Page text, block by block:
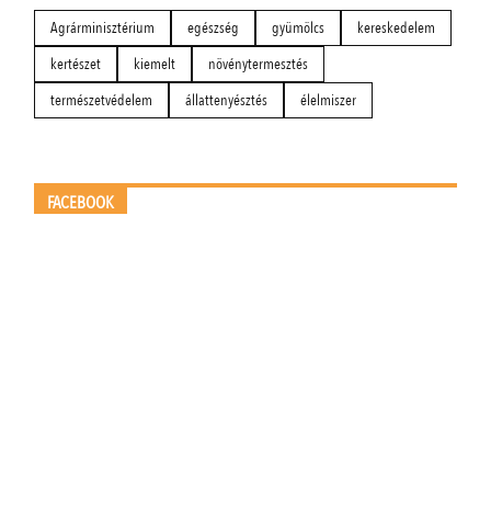
Agrárminisztérium egészség gyümölcs
kereskedelem
kertészet
kiemelt
növénytermesztés
természetvédelem
állattenyésztés élelmiszer
FACEBOOK